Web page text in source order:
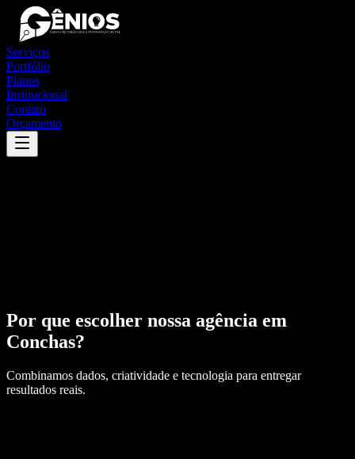
Serviços
Portfólio
Planos
Institucional
Contato
Orçamento
Por que escolher nossa agência em
Conchas?
Combinamos dados, criatividade e tecnologia para entregar
resultados reais.